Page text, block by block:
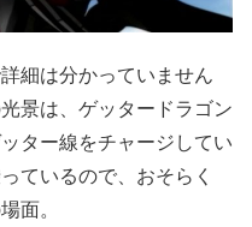
細は分かっていません
景は、ゲッタードラゴン
ター線をチャージしてい
ているので、おそらく
面。